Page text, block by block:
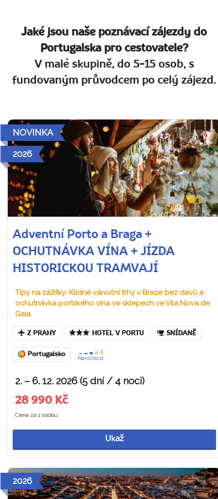
Jaké jsou naše poznávací zájezdy do
Portugalska pro cestovatele?
V malé skupině, do 5-15 osob, s
fundovaným průvodcem po celý zájezd.
NOVINKA
2026
Adventní Porto a Braga +
OCHUTNÁVKA VÍNA + JÍZDA
HISTORICKOU TRAMVAJÍ
Tipy na zážitky: Klidné vánoční trhy v Braze bez davů a
ochutnávka portského vína ve sklepech ve Vila Nova de
Gaia
Z PRAHY HOTEL V PORTU SNÍDANĚ
Portugalsko
Náročnost
2. – 6. 12. 2026 (5 dní / 4 noci)
28 990 Kč
Cena za 1 osobu
Ukaž
2026